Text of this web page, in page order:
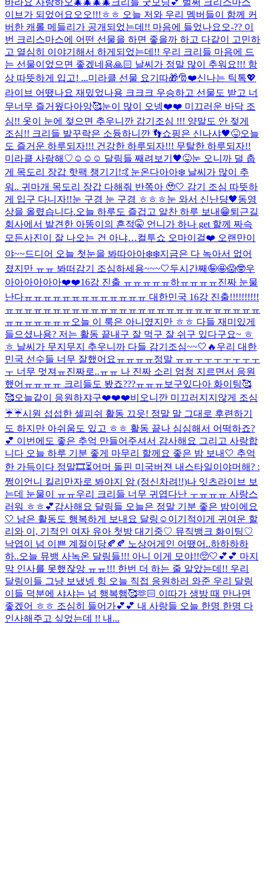
이브가 되었어요오오!!!ㅎㅎ 오늘 저와 우리 멤버들이 함께 커
버한 캐롤 메들리가 공개되었는데!! 마음에 들었나요오-?? 이
번 크리스마스에 어떤 선물을 하면 좋을까 하고 다같이 고민하
고 열심히 이야기해서 하게되었는데!! 우리 크리들 마음에 드
는 선물이었으면 좋겠네용🙏🏻 날씨가 정말 많이 추워요!!! 항
상 따뜻하게 입고! ...미라클 선물 요기따🎁🎅❤️신나는 틱톡💖
라이브 어땠나요 재밌었나용 크크크 우승하고 선물도 받고 너
무너무 즐거웠다아앙🥰눈이 많이 오넹❤️❤️ 미끄러운 바닥 조
심!! 옷이 눈에 젖으면 추우니깐 감기조심 !!! 양말도 안 젖게
조심!! 크리들 발꾸락은 소듕하니깐 👣쇼핑은 신나샤🖤😝오늘
도 즐거운 하루되자!!! 건강한 하루되자!!! 무탈한 하루되자!!
미라클 사랑해♡ ☺️☺️☺️ 달링들 째려보기🖤😝눈 오니까 덜 춥
게 목도리 장갑 핫팩 챙기기!🤙 눈온다아아❄️ 날씨가 많이 추
워.. 귀마개 목도리 장갑 다해줘 반쪽아 🥹🤍 감기 조심 따뜻하
게 입구 다니자!!눈 구경 눈 구경 ㅎㅎㅎ눈 와서 신난댱🖤동영
상을 올렸습니다.오늘 하루도 즐겁고 알찬 하루 보내😁퇴근길
회사에서 발견한 아똥이의 흔적🤫 언니가 하나 get 할께 짜슥
모든사진이 잘 나오는 건 아냐…컬투쇼 오마이걸❤️ 오랜만이
야~~드디어 오늘 첫눈을 봐따아아❄️❄️지금은 다 녹아서 없어
졌지만 ㅠㅠ 봐떠 감기 조심하세용~~~🤍두시간째🤪🤩😱🤓우
아아아아아아❤️❤️16강 진출 ㅠㅠㅠㅠㅠ하ㅠㅠㅠㅠ진짜 눈물
난다ㅠㅠㅠㅠㅠㅠㅠㅠㅠㅠㅠㅠㅠ 대한민국 16강 진출!!!!!!!!!!
ㅠㅠㅠㅠㅠㅠㅠㅠㅠㅠㅠㅠㅠㅠㅠㅠㅠㅠㅠㅠㅠㅠㅠㅠㅠㅠㅠ
ㅠㅠㅠㅠㅠㅠㅠ오늘 이 룩은 아니였지만 ㅎㅎ 다들 재미있게
들으셨나용? 저는 활동 끝내구 잘 먹구 잘 쉬구 있다구요~ ㅎ
ㅎ 날씨가 무지무지 추우니까 다들 감기조심~~🤍🔥 우리 대한
민국 선수들 너무 잘했어요ㅠㅠㅠㅠ정말 ㅠㅠㅜㅜㅜㅜㅜㅜㅜ
ㅜ 너무 멋져ㅠ진짜로..ㅠㅠ 나 진짜 소리 엄청 지르면서 응원
했어ㅠㅠㅠㅠ 크리들도 봤죠???ㅠㅠㅠ 보구있다아 화이팅🥰
🥰오늘같이 응원하쟈구❤️❤️❤️비오니깐 미끄러지지않게 조심
☔️☔️시원 섭섭한 셀피쉬 활동 끄읏! 정말 말 그대로 후련하기
도 하지만 아쉬움도 있고 ㅎㅎ 활동 끝나 심심해서 어떡하죠?
💕 이번에도 좋은 추억 만들어주셔서 감사해요 그리고 사랑합
니다 오늘 하루 기분 좋게 마무리 할께요 좋은 밤 보내🤍 추억
한 가득이다 정말🎞️⏳어머 돌핀 미국버젼 내스타일이야머해? :
쩡이언니 킬리만자로 봐야지 암 (정신차려!!)나 잇츠라이브 보
는데 눈물이 ㅠㅠ우리 크리들 너무 귀엽다난 ㅜㅠㅠㅠ 사랑스
러워 ㅎㅎ💕감사해요 달링들 오늘은 정말 기분 좋은 밤이에요
🤍 남은 활동도 행복하게 보내요 달링☺️ 이기적이게 귀여운 할
리와 이, 기적인 여자 유아 첫방 대기중♡ 뮤직뱅크 화이팅♡
낙엽이 넘 이쁜 계절이당🍂🍂 노상어게인 어땠어..하하하하
하..오늘 뮤뱅 사녹온 달링들!!! 아니 이게 모야!!🥺🤍💕💕 마지
막 인사를 못했잖앙 ㅠㅠ!!! 한번 더 하는 줄 알았는데!! 우리
달링이들 그냥 보냈넹 힝 오늘 직접 응원하러 와준 우리 달링
이들 덕분에 샤샤는 넘 행복햄🥰🫶🏻 이따가 생방 때 만나면
좋겠어 ㅎㅎ 조심히 들어가💕💕 내 사랑들 오늘 한명 한명 다
인사해주고 싶었는데 !! 내...